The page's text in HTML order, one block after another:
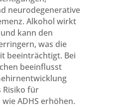
neurodegenerative
Alkohol wirkt
kann den
was die
beeinträchtigt. Bei
beeinflusst
Risiko für
ADHS erhöhen.